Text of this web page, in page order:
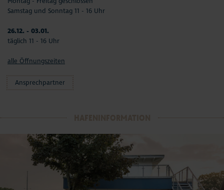
Samstag und Sonntag 11 - 16 Uhr
26.12. - 03.01.
täglich 11 - 16 Uhr
alle Öffnungszeiten
Ansprechpartner